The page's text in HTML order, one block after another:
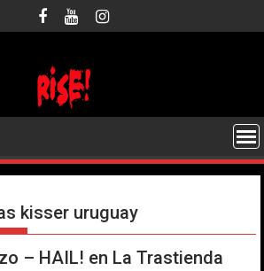
kisser uruguay
– HAIL! en La Trastienda